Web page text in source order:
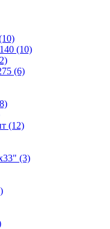
(10)
(6)
(12)
(3)